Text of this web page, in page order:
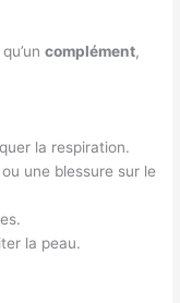
complément,
la respiration.
une blessure sur le
la peau.